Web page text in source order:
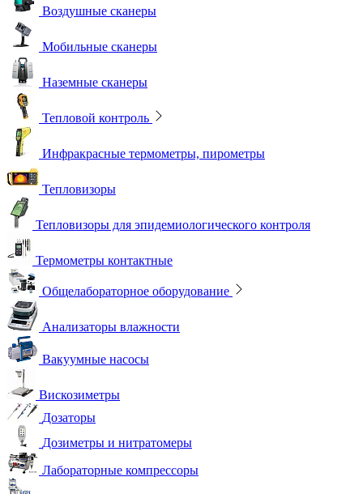
Воздушные сканеры
Мобильные сканеры
Наземные сканеры
Тепловой контроль
Инфракрасные термометры, пирометры
Тепловизоры
Тепловизоры для эпидемиологического контроля
Термометры контактные
Общелабораторное оборудование
Анализаторы влажности
Вакуумные насосы
Вискозиметры
Дозаторы
Дозиметры и нитратомеры
Лабораторные компрессоры